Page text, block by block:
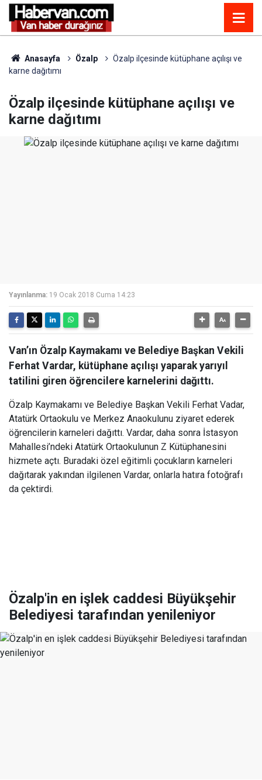
Anasayfa Özalp
Özalp ilçesinde kütüphane açılışı ve
karne dağıtımı
Özalp ilçesinde kütüphane açılışı ve
karne dağıtımı
Yayınlanma: 19 Ocak 2018 Cuma 14:23
Van’ın Özalp Kaymakamı ve Belediye Başkan Vekili
Ferhat Vardar, kütüphane açılışı yaparak yarıyıl
tatilini giren öğrencilere karnelerini dağıttı.
Özalp Kaymakamı ve Belediye Başkan Vekili Ferhat Vadar,
Atatürk Ortaokulu ve Merkez Anaokulunu ziyaret ederek
öğrencilerin karneleri dağıttı. Vardar, daha sonra İstasyon
Mahallesi’ndeki Atatürk Ortaokulunun Z Kütüphanesini
hizmete açtı. Buradaki özel eğitimli çocukların karneleri
dağıtarak yakından ilgilenen Vardar, onlarla hatıra fotoğrafı
da çektirdi.
Özalp'in en işlek caddesi Büyükşehir
Belediyesi tarafından yenileniyor